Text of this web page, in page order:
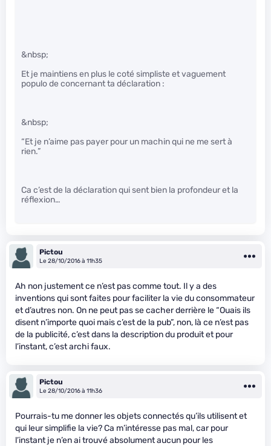
&nbsp;
Et je maintiens en plus le coté simpliste et vaguement
populo de concernant ta déclaration :
&nbsp;
“Et je n’aime pas payer pour un machin qui ne me sert à
rien.”
Ca c’est de la déclaration qui sent bien la profondeur et la
réflexion…
Pictou
Le 28/10/2016 à 11h35
Ah non justement ce n’est pas comme tout. Il y a des
inventions qui sont faites pour faciliter la vie du consommateur
et d’autres non. On ne peut pas se cacher derrière le “Ouais ils
disent n’importe quoi mais c’est de la pub”, non, là ce n’est pas
de la publicité, c’est dans la description du produit et pour
l’instant, c’est archi faux.
Pictou
Le 28/10/2016 à 11h36
Pourrais-tu me donner les objets connectés qu’ils utilisent et
qui leur simplifie la vie? Ca m’intéresse pas mal, car pour
l’instant je n’en ai trouvé absolument aucun pour les